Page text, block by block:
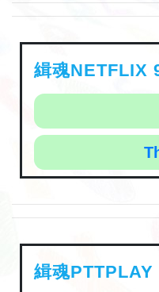
緝魂NETFLIX
緝魂